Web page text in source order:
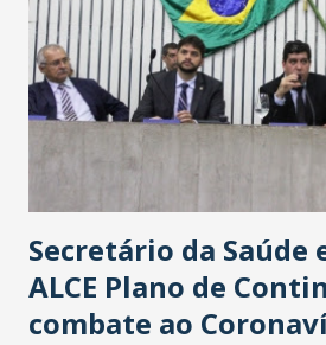
Secretário da Saúde
ALCE Plano de
combate ao